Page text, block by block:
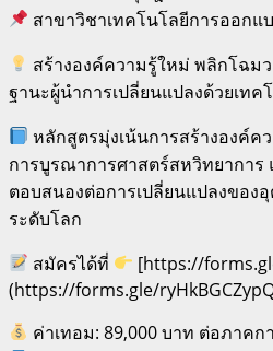
สาขาวิชาเทคโนโลยีการออกแ
สร้างองค์ความรู้ใหม่ พลิกโฉม
ฐานะผู้นำการเปลี่ยนแปลงด้วยเท
หลักสูตรมุ่งเน้นการสร้างองค์ค
การบูรณาการศาสตร์สหวิทยากา
ตอบสนองต่อการเปลี่ยนแปลงของ
ระดับโลก
สมัครได้ที่
[https://
(https://forms.gle/
ค่าเทอม: 89,000 บาท ต่อภาคก